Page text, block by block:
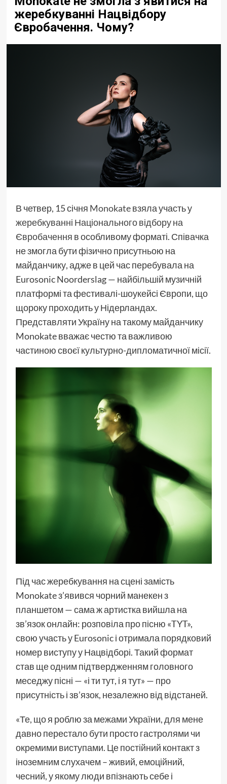
жеребкуванні Нацвідбору
Євробачення. Чому?
В четвер, 15 січня Monokateвзяла участь у
жеребкуванні Національного відбору на
Євробачення в особливому форматі. Співачка
не змогла бути фізично присутньою на
майданчику, адже в цей час перебувала на
Eurosonic Noorderslag — найбільшій музичній
платформі та фестивалі-шоукейсі Європи, що
щороку проходить у Нідерландах.
Представляти Україну на такому майданчику
Monokate вважає честю та важливою
частиною своєї культурно-дипломатичної місії.
Під час жеребкування на сцені замість
Monokate з’явився чорний манекен з
планшетом — сама ж артистка вийшла на
зв’язок онлайн: розповіла про пісню «TYT»,
свою участь у Eurosonic і отримала порядковий
номер виступу у Нацвідборі. Такий формат
став ще одним підтвердженням головного
меседжу пісні — «і ти тут, і я тут» — про
присутність і зв’язок, незалежно від відстаней.
«Те, що я роблю за межами України, для мене
давно перестало бути просто гастролями чи
окремими виступами. Це постійний контакт з
іноземним слухачем – живий, емоційний,
чесний, у якому люди впізнають себе і